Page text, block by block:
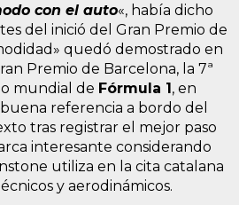
con el auto«, había dicho
del inició del Gran Premio de
quedó demostrado en
Premio de Barcelona, la 7ª
mundial de Fórmula 1, en
referencia a bordo del
tras registrar el mejor paso
interesante considerando
utiliza en la cita catalana
y aerodinámicos.